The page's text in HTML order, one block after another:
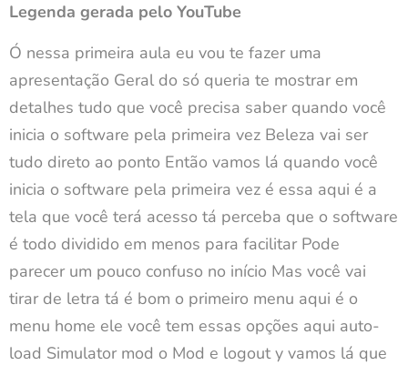
Legenda gerada pelo YouTube
Ó nessa primeira aula eu vou te fazer uma
apresentação Geral do só queria te mostrar em
detalhes tudo que você precisa saber quando você
inicia o software pela primeira vez Beleza vai ser
tudo direto ao ponto Então vamos lá quando você
inicia o software pela primeira vez é essa aqui é a
tela que você terá acesso tá perceba que o software
é todo dividido em menos para facilitar Pode
parecer um pouco confuso no início Mas você vai
tirar de letra tá é bom o primeiro menu aqui é o
menu home ele você tem essas opções aqui auto-
load Simulator mod o Mod e logout y vamos lá que